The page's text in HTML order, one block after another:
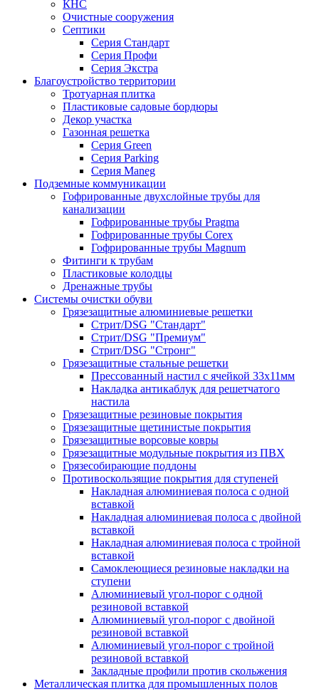
КНС
Очистные сооружения
Септики
Серия Стандарт
Серия Профи
Серия Экстра
Благоустройство территории
Тротуарная плитка
Пластиковые садовые бордюры
Декор участка
Газонная решетка
Серия Green
Серия Parking
Серия Maneg
Подземные коммуникации
Гофрированные двухслойные трубы для
канализации
Гофрированные трубы Pragma
Гофрированные трубы Corex
Гофрированные трубы Magnum
Фитинги к трубам
Пластиковые колодцы
Дренажные трубы
Системы очистки обуви
Грязезащитные алюминиевые решетки
Стрит/DSG "Стандарт"
Стрит/DSG "Премиум"
Стрит/DSG "Стронг"
Грязезащитные стальные решетки
Прессованный настил с ячейкой 33х11мм
Накладка антикаблук для решетчатого
настила
Грязезащитные резиновые покрытия
Грязезащитные щетинистые покрытия
Грязезащитные ворсовые ковры
Грязезащитные модульные покрытия из ПВХ
Грязесобирающие поддоны
Противоскользящие покрытия для ступеней
Накладная алюминиевая полоса с одной
вставкой
Накладная алюминиевая полоса с двойной
вставкой
Накладная алюминиевая полоса с тройной
вставкой
Самоклеющиеся резиновые накладки на
ступени
Алюминиевый угол-порог с одной
резиновой вставкой
Алюминиевый угол-порог с двойной
резиновой вставкой
Алюминиевый угол-порог с тройной
резиновой вставкой
Закладные профили против скольжения
Металлическая плитка для промышленных полов